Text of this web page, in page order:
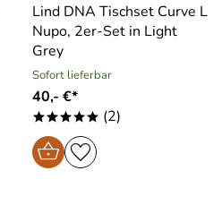
Lind DNA Tischset Curve L
Nupo, 2er-Set in Light
Grey
Sofort lieferbar
40,- €*
***** (2)